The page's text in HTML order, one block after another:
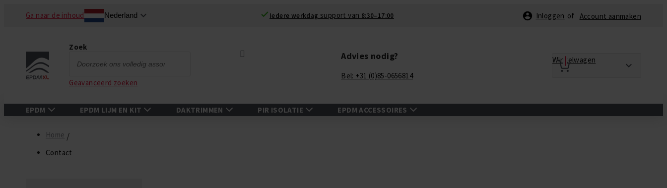
Ga naar de inhoud Nederland Inloggen Account aanmaken
Iedere werkdag support van 8:30–17:00
Winkelwagen
Zoek
Geavanceerd zoeken
Advies nodig?
Bel: +31 (0)85-0656814
EPDM EPDM LIJM EN KIT DAKTRIMMEN PIR ISOLATIE EPDM ACCESSOIRES
Home
Contact